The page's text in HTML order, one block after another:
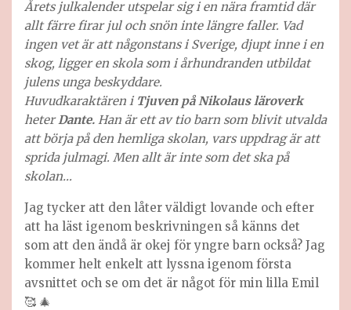
Årets julkalender utspelar sig i en nära framtid där
allt färre firar jul och snön inte längre faller. Vad
ingen vet är att någonstans i Sverige, djupt inne i en
skog, ligger en skola som i århundranden utbildat
julens unga beskyddare.
Huvudkaraktären i Tjuven på Nikolaus läroverk
heter Dante. Han är ett av tio barn som blivit utvalda
att börja på den hemliga skolan, vars uppdrag är att
sprida julmagi. Men allt är inte som det ska på
skolan…
Jag tycker att den låter väldigt lovande och efter
att ha läst igenom beskrivningen så känns det
som att den ändå är okej för yngre barn också? Jag
kommer helt enkelt att lyssna igenom första
avsnittet och se om det är något för min lilla Emil
🥰 🎄